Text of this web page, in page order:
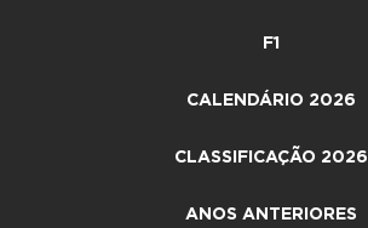
F1
CALENDÁRIO 2026
CLASSIFICAÇÃO 2026
ANOS ANTERIORES